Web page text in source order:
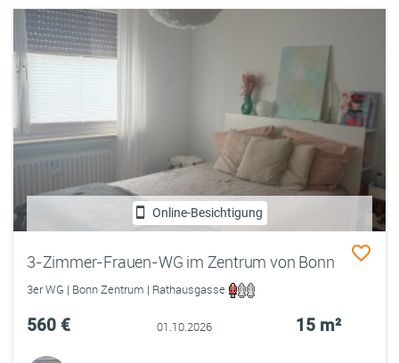
Online-Besichtigung
3-Zimmer-Frauen-WG im Zentrum von Bonn
3er WG | Bonn Zentrum | Rathausgasse
560 € 01.10.2026 15 m²